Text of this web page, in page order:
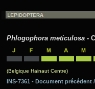
Phlogophora meticulosa -
(Belgique Hainaut Centre)
INS-7361 - Document